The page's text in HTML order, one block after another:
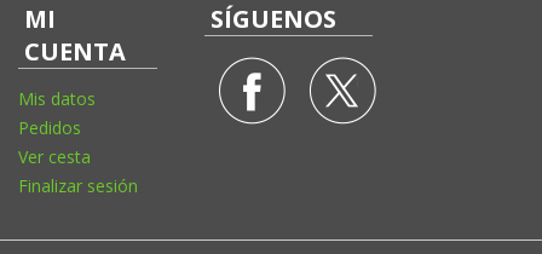
MI
CUENTA
Mis datos
Pedidos
Ver cesta
Finalizar sesión
SÍGUENOS